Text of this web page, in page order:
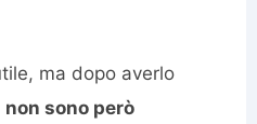
ma dopo averlo
non sono però